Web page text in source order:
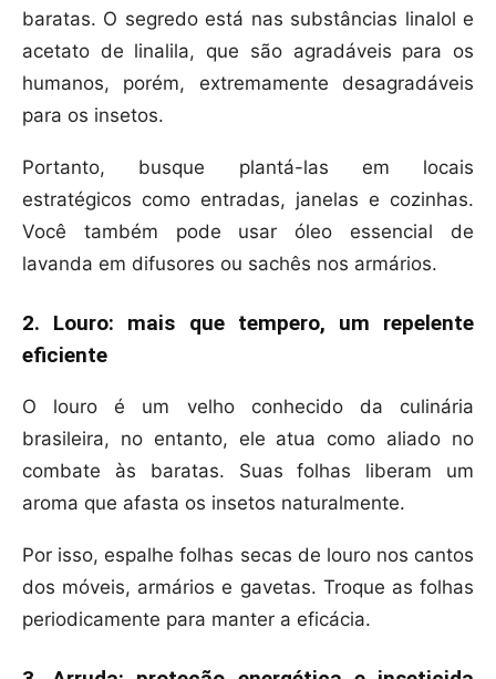
baratas. O segredo está nas substâncias linalol e
acetato de linalila, que são agradáveis para os
humanos, porém, extremamente desagradáveis
para os insetos.
Portanto, busque plantá-las em locais
estratégicos como entradas, janelas e cozinhas.
Você também pode usar óleo essencial de
lavanda em difusores ou sachês nos armários.
2. Louro: mais que tempero, um repelente
eficiente
O louro é um velho conhecido da culinária
brasileira, no entanto, ele atua como aliado no
combate às baratas. Suas folhas liberam um
aroma que afasta os insetos naturalmente.
Por isso, espalhe folhas secas de louro nos cantos
dos móveis, armários e gavetas. Troque as folhas
periodicamente para manter a eficácia.